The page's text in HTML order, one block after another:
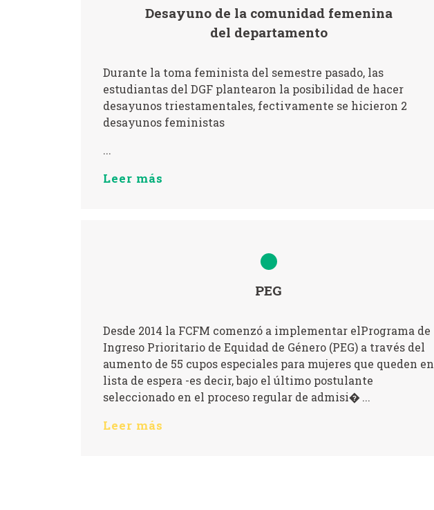
Desayuno de la comunidad femenina
del departamento
Durante la toma feminista del semestre pasado, las
estudiantas del DGF plantearon la posibilidad de hacer
desayunos triestamentales, fectivamente se hicieron 2
desayunos feministas
...
Leer más
PEG
Desde 2014 la FCFM comenzó a implementar elPrograma de
Ingreso Prioritario de Equidad de Género (PEG) a través del
aumento de 55 cupos especiales para mujeres que queden en
lista de espera -es decir, bajo el último postulante
seleccionado en el proceso regular de admisi� ...
Leer más